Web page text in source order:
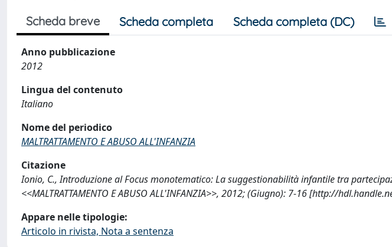
Scheda breve Scheda completa Scheda completa (DC)
Anno pubblicazione
2012
Lingua del contenuto
Italiano
Nome del periodico
MALTRATTAMENTO E ABUSO ALL'INFANZIA
Citazione
Ionio, C., Introduzione al Focus monotematico: La suggestionabilità infantile tra
<<MALTRATTAMENTO E ABUSO ALL'INFANZIA>>, 2012; (Giugno): 7-16 [http://
Appare nelle tipologie:
Articolo in rivista, Nota a sentenza